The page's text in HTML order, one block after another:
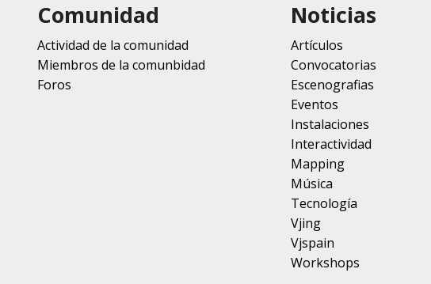
Comunidad
Actividad de la comunidad
Miembros de la comunbidad
Foros
Noticias
Artículos
Convocatorias
Escenografias
Eventos
Instalaciones
Interactividad
Mapping
Música
Tecnología
Vjing
Vjspain
Workshops